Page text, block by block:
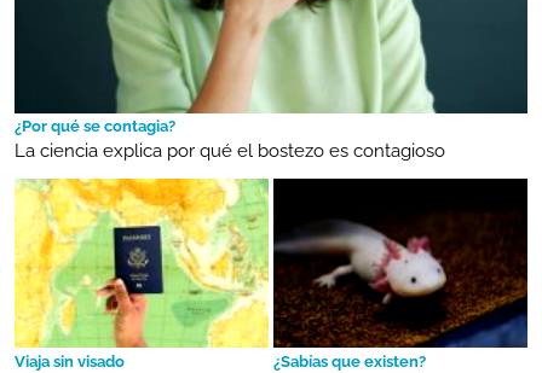
¿Por qué se contagia?
La ciencia explica por qué el bostezo es contagioso
Viaja sin visado ¿Sabías que existen?